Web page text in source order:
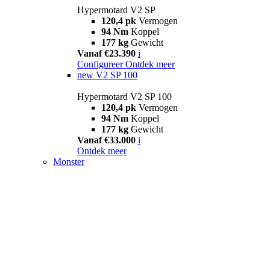
Hypermotard V2 SP
120,4 pk Vermogen
94 Nm Koppel
177 kg Gewicht
Vanaf €23.390 i
Configureer Ontdek meer
new V2 SP 100
Hypermotard V2 SP 100
120,4 pk Vermogen
94 Nm Koppel
177 kg Gewicht
Vanaf €33.000 i
Ontdek meer
Monster